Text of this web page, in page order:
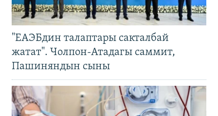
"ЕАЭБдин талаптары сакталбай
жатат". Чолпон-Атадагы саммит,
Пашиняндын сыны